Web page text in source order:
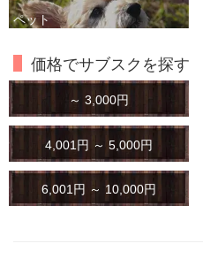
ペット
価格でサブスクを探す
～ 3,000円
4,001円 ～ 5,000円
6,001円 ～ 10,000円